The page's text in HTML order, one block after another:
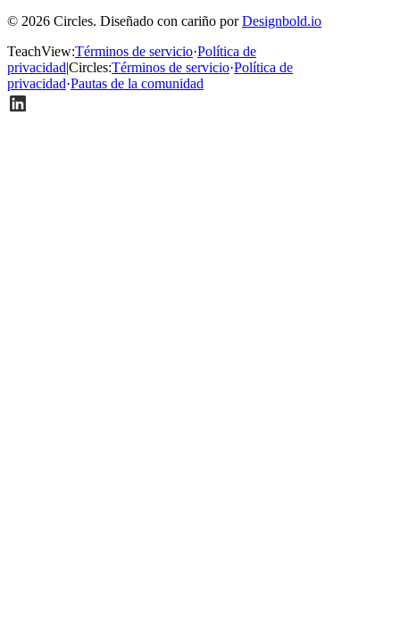
© 2026 Circles. Diseñado con cariño por Designbold.io
TeachView:Términos de servicio·Política de
privacidad|Circles:Términos de servicio·Política de
privacidad·Pautas de la comunidad